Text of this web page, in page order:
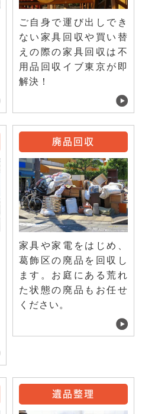
ご自身で運び出しでき
ない家具回収や買い替
えの際の家具回収は不
用品回収イブ東京が即
解決！
廃品回収
家具や家電をはじめ、
葛飾区の廃品を回収し
ます。お庭にある荒れ
た状態の廃品もお任せ
ください。
遺品整理